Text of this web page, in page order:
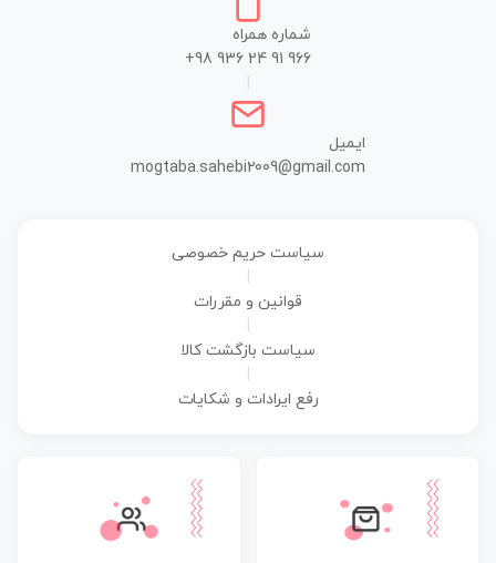
شماره همراه
+98 936 24 91 966
ایمیل
mogtaba.sahebi2009@gmail.com
سیاست حریم خصوصی
قوانین و مقررات
سیاست بازگشت کالا
رفع ایرادات و شکایات